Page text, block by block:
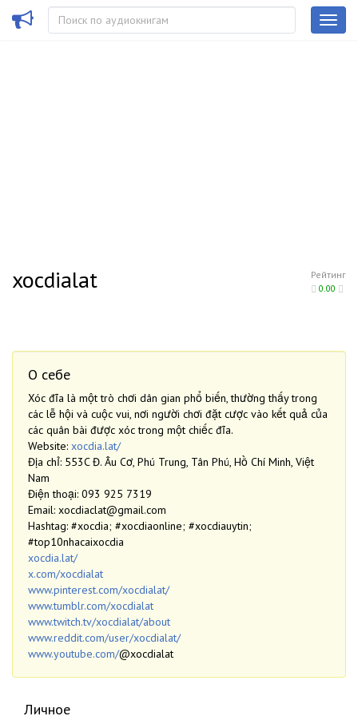
Рейтинг
0.00
xocdialat
О себе
Xóc đĩa là một trò chơi dân gian phổ biến, thường thấy trong
các lễ hội và cuộc vui, nơi người chơi đặt cược vào kết quả của
các quân bài được xóc trong một chiếc đĩa.
Website: xocdia.lat/
Địa chỉ: 553C Đ. Âu Cơ, Phú Trung, Tân Phú, Hồ Chí Minh, Việt
Nam
Điện thoại: 093 925 7319
Email: xocdiaclat@gmail.com
Hashtag: #xocdia; #xocdiaonline; #xocdiauytin;
#top10nhacaixocdia
xocdia.lat/
x.com/xocdialat
www.pinterest.com/xocdialat/
www.tumblr.com/xocdialat
www.twitch.tv/xocdialat/about
www.reddit.com/user/xocdialat/
www.youtube.com/@xocdialat
Личное